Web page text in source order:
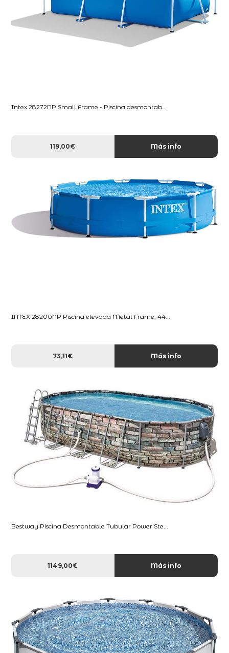
Intex 28272NP Small Frame - Piscina desmontab...
119,00€ Más info
INTEX 28200NP Piscina elevada Metal Frame, 44...
73,11€ Más info
Bestway Piscina Desmontable Tubular Power Ste...
1149,00€ Más info